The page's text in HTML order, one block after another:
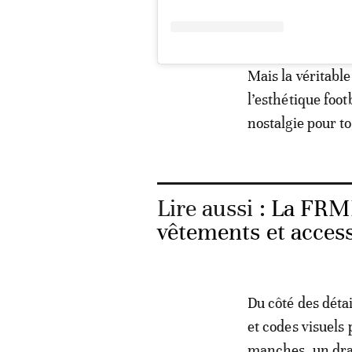
Mais la
l’esthétique
nostalgie pour
Lire aussi : La
vêtements et
Du côté des
et codes visuels